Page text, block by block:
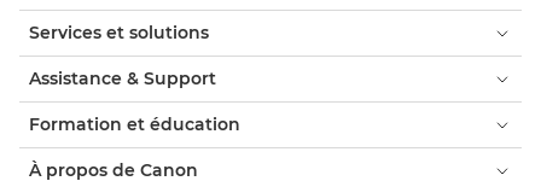
Services et solutions
Assistance & Support
Formation et éducation
À propos de Canon